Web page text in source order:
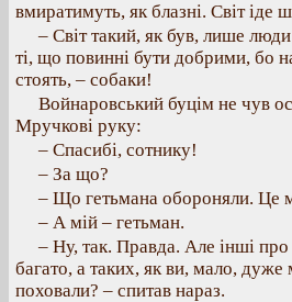
вмиратимуть, як блазні. Світ іде
– Світ такий, як був, лише
ті, що повинні бути добрими, бо
стоять, – собаки!
Войнаровський буцім не чув
Мручкові руку:
– Спасибі, сотнику!
– За що?
– Що гетьмана обороняли. Це
– А мій – гетьман.
– Ну, так. Правда. Але інші про
багато, а таких, як ви, мало,
поховали? – спитав нараз.